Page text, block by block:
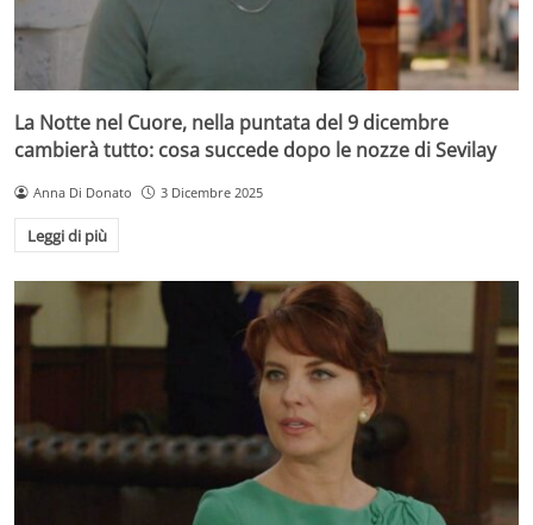
La Notte nel Cuore, nella puntata del 9 dicembre
cambierà tutto: cosa succede dopo le nozze di Sevilay
Anna Di Donato 3 Dicembre 2025
Leggi di più